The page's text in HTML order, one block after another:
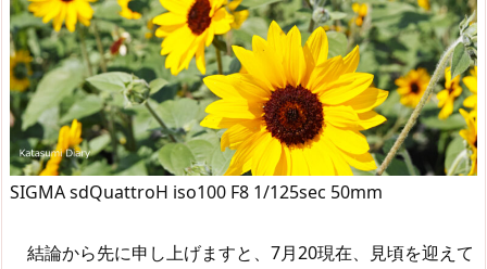
SIGMA sdQuattroH iso100 F8 1/125sec 50mm
結論から先に申し上げますと、7月20現在、見頃を迎えて